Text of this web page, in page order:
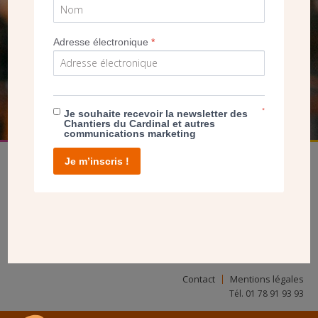
SEUL VOTRE DON
NOUS PERMET D’AGIR
FAIRE UN DON
Contact Mentions légales
Tél. 01 78 91 93 93
Adresse électronique*
Je souhaite recevoir la newsletter des
Chantiers du Cardinal et autres
communications marketing
*
Je m’inscris !